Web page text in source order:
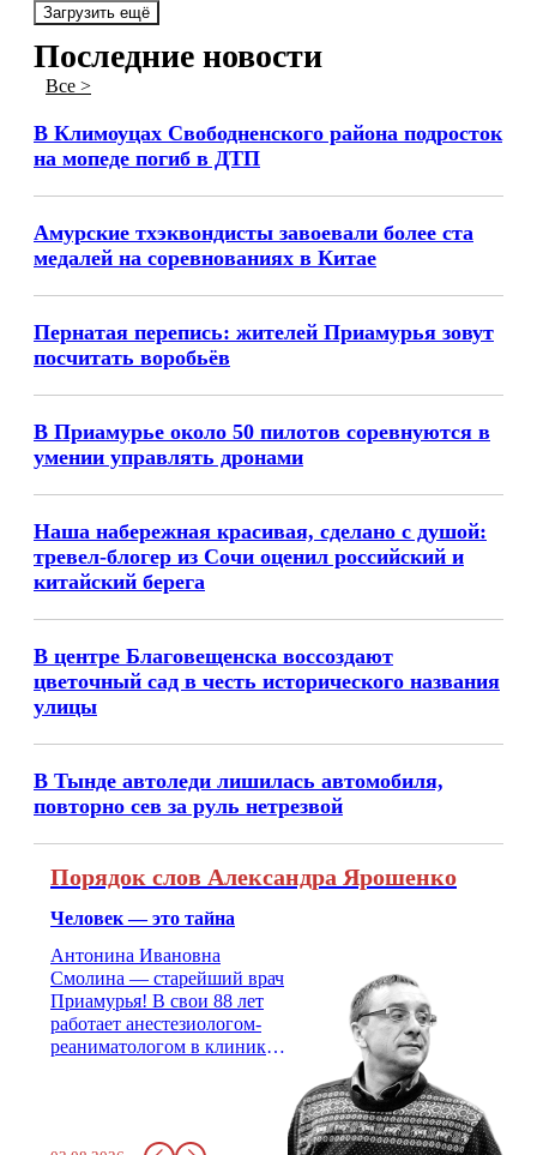
Загрузить ещё
Последние новости
Все >
В Климоуцах Свободненского района подросток
на мопеде погиб в ДТП
Амурские тхэквондисты завоевали более ста
медалей на соревнованиях в Китае
Пернатая перепись: жителей Приамурья зовут
посчитать воробьёв
В Приамурье около 50 пилотов соревнуются в
умении управлять дронами
Наша набережная красивая, сделано с душой:
тревел-блогер из Сочи оценил российский и
китайский берега
В центре Благовещенска воссоздают
цветочный сад в честь исторического названия
улицы
В Тынде автоледи лишилась автомобиля,
повторно сев за руль нетрезвой
Порядок слов Александра Ярошенко
Человек — это тайна
Антонина Ивановна
Смолина — старейший врач
Приамурья! В свои 88 лет
работает анестезиологом-
реаниматологом в клинике
стажем о жизни, смерти